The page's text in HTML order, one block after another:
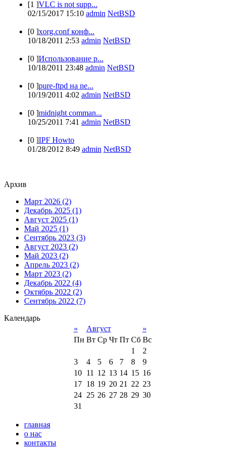
[1 ]VLC is not supp...
02/15/2017 15:10 admin NetBSD
[0 ]xorg.conf конф...
10/18/2011 2:53 admin NetBSD
[0 ]Использование p...
10/18/2011 23:48 admin NetBSD
[0 ]pure-ftpd на ne...
10/19/2011 4:02 admin NetBSD
[0 ]midnight comman...
10/25/2011 7:41 admin NetBSD
[0 ]IPF Howto
01/28/2012 8:49 admin NetBSD
Архив
Март 2026 (2)
Декабрь 2025 (1)
Август 2025 (1)
Май 2025 (1)
Сентябрь 2023 (3)
Август 2023 (2)
Май 2023 (2)
Апрель 2023 (2)
Март 2023 (2)
Декабрь 2022 (4)
Октябрь 2022 (2)
Сентябрь 2022 (7)
Календарь
«
Август
»
Пн Вт Ср Чт Пт Сб Вс
1
2
3
4 5 6 7 8
9
10
11 12 13 14 15 16
17
18 19 20 21 22 23
24
25 26 27 28 29 30
31
главная
о нас
контакты